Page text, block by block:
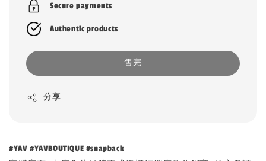
Secure payments
Authentic products
售完
分享
#YAV #YAVBOUTIQUE #snapback